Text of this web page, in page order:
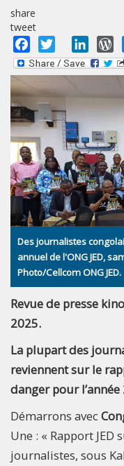
share
tweet
Facebook
Twitter
Des journalistes
annuel de l'ONG JED,
Photo/Cellcom ONG JED.
Revue de presse
2025.
La plupart des
reviennent sur le
danger pour l’année
Démarrons avec
Une : « Rapport
journalistes, sous